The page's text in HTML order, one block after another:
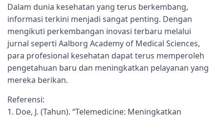
Dalam dunia kesehatan yang terus berkembang,
informasi terkini menjadi sangat penting. Dengan
mengikuti perkembangan inovasi terbaru melalui
jurnal seperti Aalborg Academy of Medical Sciences,
para profesional kesehatan dapat terus memperoleh
pengetahuan baru dan meningkatkan pelayanan yang
mereka berikan.
Referensi:
1. Doe, J. (Tahun). “Telemedicine: Meningkatkan